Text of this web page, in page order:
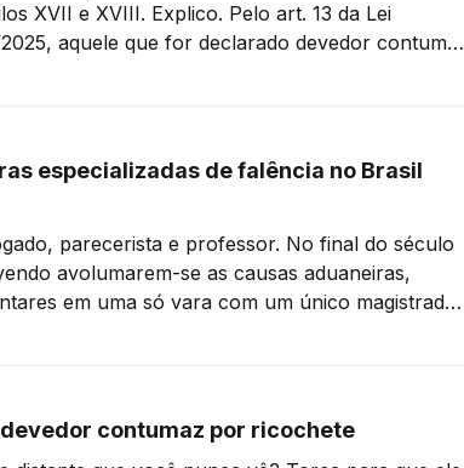
XVIII. Explico. Pelo art. 13 da Lei
aquele que for declarado devedor contumaz
especializadas de falência no Brasil
e professor. No final do século
avolumarem-se as causas aduaneiras,
em uma só vara com um único magistrado,
contumaz por ricochete